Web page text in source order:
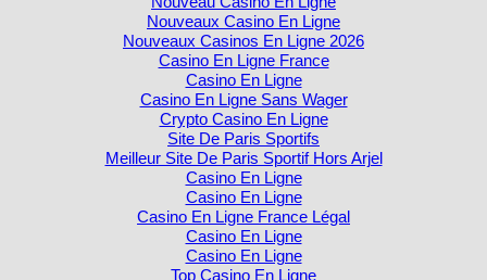
Nouveaux Casino En Ligne
Nouveaux Casinos En Ligne 2026
Casino En Ligne France
Casino En Ligne
Casino En Ligne Sans Wager
Crypto Casino En Ligne
Site De Paris Sportifs
Meilleur Site De Paris Sportif Hors Arjel
Casino En Ligne
Casino En Ligne
Casino En Ligne France Légal
Casino En Ligne
Casino En Ligne
Top Casino En Ligne